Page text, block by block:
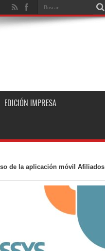
EDICIÓN IMPRESA
de la aplicación móvil Afiliados